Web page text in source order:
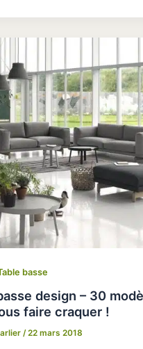
basse
design – 30
faire craquer !
/22 mars 2018